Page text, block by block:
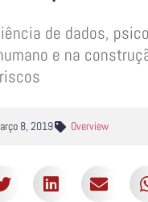
de dados,
e na
8, 2019 Overview